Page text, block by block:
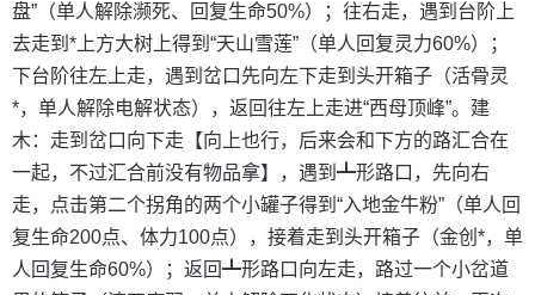
盘”（单人解除濒死、回复生命50%）；往右走，遇到台阶上
去走到*上方大树上得到“天山雪莲”（单人回复灵力60%）；
下台阶往左上走，遇到岔口先向左下走到头开箱子（活骨灵
*，单人解除电解状态），返回往左上走进“西母顶峰”。建
木：走到岔口向下走【向上也行，后来会和下方的路汇合在
一起，不过汇合前没有物品拿】，遇到┻形路口，先向右
走，点击第二个拐角的两个小罐子得到“入地金牛粉”（单人回
复生命200点、体力100点），接着走到头开箱子（金创*，单
人回复生命60%）；返回┻形路口向左走，路过一个小岔道